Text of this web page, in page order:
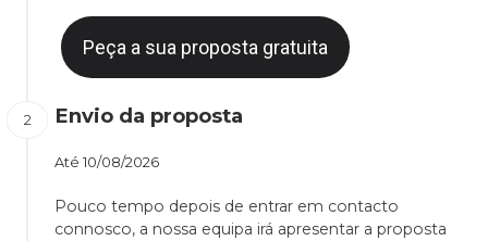
Peça a sua proposta gratuita
Envio da proposta
Até 10/08/2026
Pouco tempo depois de entrar em contacto
connosco, a nossa equipa irá apresentar a proposta